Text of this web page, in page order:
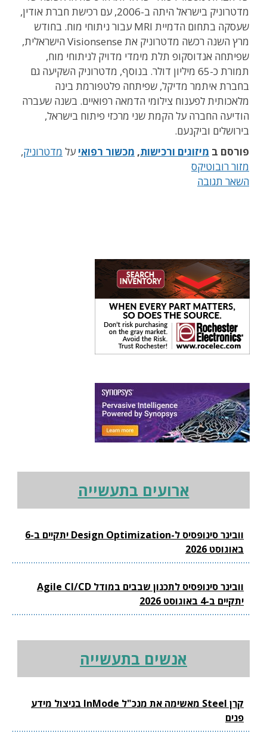
מדטרוניק בישראל היתה ב-2006, עם רכישת חברת אודין,
שעסקה בתחום הדמיית MRI עבור ניתוחי מוח. בחודש
מרץ השנה רכשה מדטרוניק את Visionsense הישראלית,
שפיתחה אנדוסקופ תלת מימדי מדויק לניתוחי מוח,
תמורת כ-65 מיליון דולר. בנוסף, מדטרוניק השקיעה גם
בחברת איתמר מדיקל, שפיתחה פלטפורמת בינה
מלאכותית לפענוח צילומי הדמאה רפואיים. בשנה שעברה
הודיעה החברה על הקמת שני מרכזי פיתוח בישראל,
בירושלים וביקנעם.
פורסם ב מיזוגים ורכישות, מכשור רפואי על מדטרוניק,
מזור רובוטיקס
השאר תגובה
ארועים בתעשייה
וובינר סינופסיס ל-Design Optimization יתקיים ב-6
באוגוסט 2026
וובינר סינופסיס לתכנון שבבים במודל Agile CI/CD
יתקיים ב-4 באוגוסט 2026
אנשים בתעשייה
קרן Steel מאשימה את מנכ"ל InMode בניצול מידע
פנים